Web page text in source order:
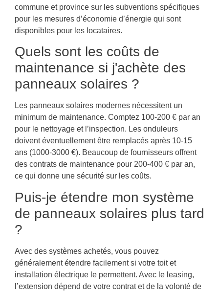
commune et province sur les subventions spécifiques
pour les mesures d’économie d’énergie qui sont
disponibles pour les locataires.
Quels sont les coûts de
maintenance si j'achète des
panneaux solaires ?
Les panneaux solaires modernes nécessitent un
minimum de maintenance. Comptez 100-200 € par an
pour le nettoyage et l’inspection. Les onduleurs
doivent éventuellement être remplacés après 10-15
ans (1000-3000 €). Beaucoup de fournisseurs offrent
des contrats de maintenance pour 200-400 € par an,
ce qui donne une sécurité sur les coûts.
Puis-je étendre mon système
de panneaux solaires plus tard
?
Avec des systèmes achetés, vous pouvez
généralement étendre facilement si votre toit et
installation électrique le permettent. Avec le leasing,
l’extension dépend de votre contrat et de la volonté de